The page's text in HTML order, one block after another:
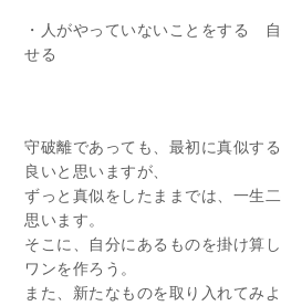
・人がやっていないことをする
せる
守破離であっても、最初に真似す
良いと思いますが、
ずっと真似をしたままでは、一生
思います。
そこに、自分にあるものを掛け算
ワンを作ろう。
また、新たなものを取り入れてみよ